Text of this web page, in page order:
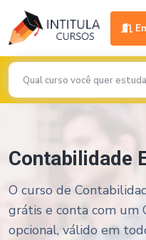
Contabilidade
O curso de
grátis e conta com um
opcional, válido em